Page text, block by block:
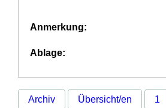
Anmerkung:
Ablage:
Archiv Übersicht/en 1